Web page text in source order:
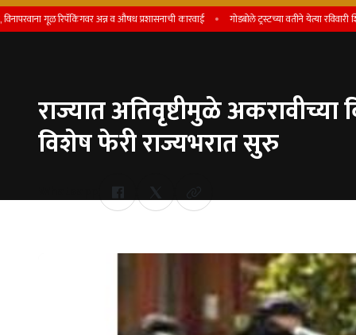
रिपॅकिंगवर अन्न व औषध प्रशासनाची कारवाई गोडबोले ट्रस्टच्या वतीने येत्या रविवारी शिष्यवृत्ती
राज्यात अतिवृष्टीमुळे
विशेष फेरी राज्यभरात सुरु